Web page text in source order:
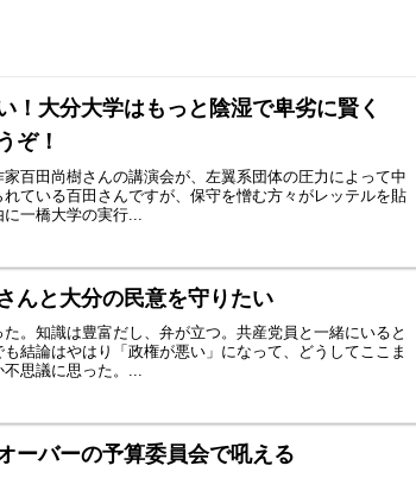
！大分大学はもっと陰湿で卑劣に賢く
ぞ！
百田尚樹さんの講演会が、左翼系団体の圧力によって中
ている百田さんですが、保守を憎む方々がレッテルを貼
一橋大学の実行...
んと大分の民意を守りたい
。知識は豊富だし、弁が立つ。共産党員と一緒にいると
結論はやはり「政権が悪い」になって、どうしてここま
思議に思った。...
ーバーの予算委員会で吼える